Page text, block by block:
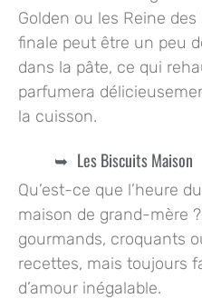
Golden ou les Reine
finale peut être un peu
dans la pâte, ce qui
parfumera
la cuisson.
Les Biscuits Maison
Qu’est-ce que l’heure
maison de grand-mère
gourmands, croquants
recettes, mais toujours
d’amour inégalable.